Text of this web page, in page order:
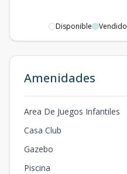
Disponible Vendido
Amenidades
Area De Juegos Infantiles
Casa Club
Gazebo
Piscina